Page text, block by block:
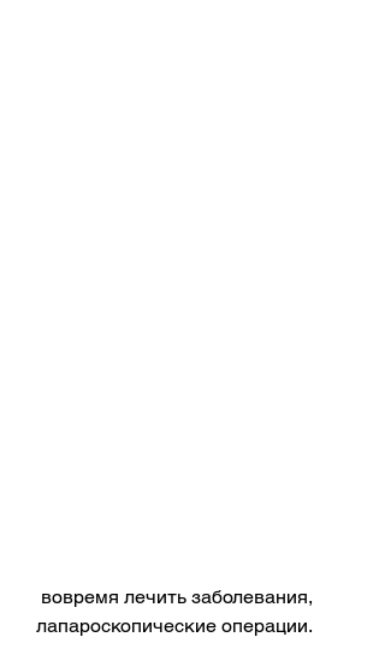
лапароскопические операции.